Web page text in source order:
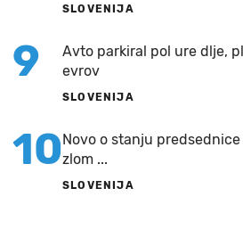
SLOVENIJA
9
Avto parkiral pol ure dlje,
evrov
SLOVENIJA
10Novo o stanju
zlom ...
SLOVENIJA